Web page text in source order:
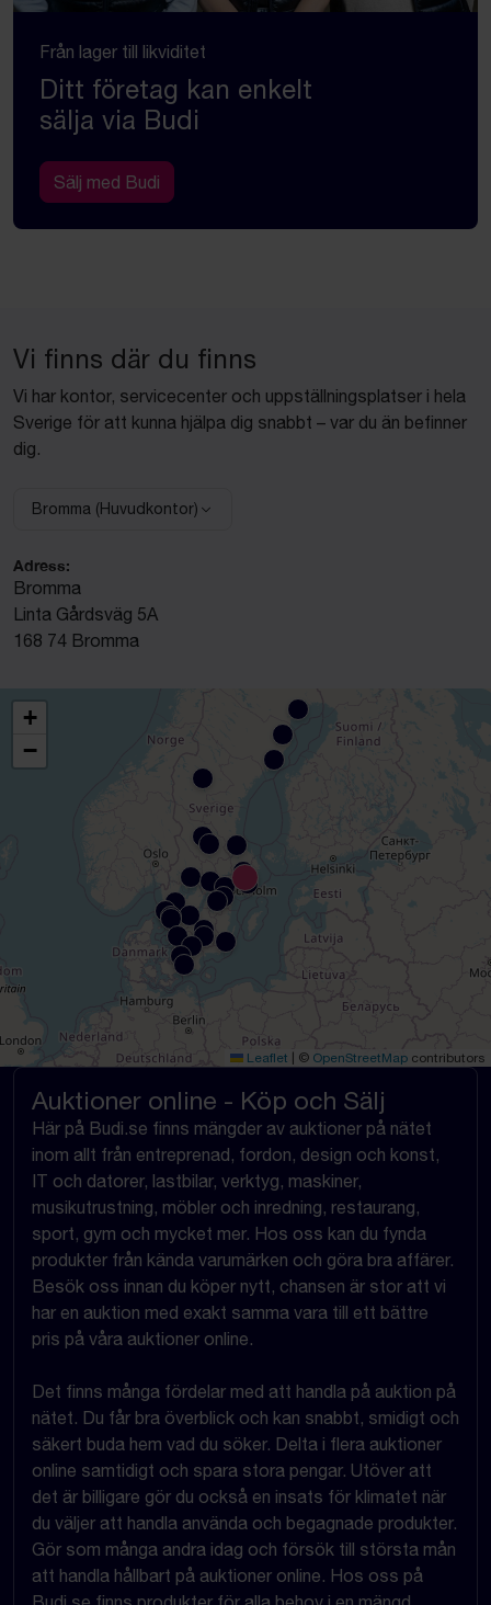
Från lager till likviditet
Ditt företag kan enkelt
sälja via Budi
Sälj med Budi
Vi finns där du finns
Vi har kontor, servicecenter och uppställningsplatser i hela
Sverige för att kunna hjälpa dig snabbt – var du än befinner
dig.
Välj anläggning:
Bromma (Huvudkontor)
Adress:
Bromma
Linta Gårdsväg 5A
168 74 Bromma
+
−
Leaflet © OpenStreetMap contributors
Auktioner online - Köp och Sälj
Här på Budi.se finns mängder av auktioner på nätet
inom allt från entreprenad, fordon, design och konst,
IT och datorer, lastbilar, verktyg, maskiner,
musikutrustning, möbler och inredning, restaurang,
sport, gym och mycket mer. Hos oss kan du fynda
produkter från kända varumärken och göra bra affärer.
Besök oss innan du köper nytt, chansen är stor att vi
har en auktion med exakt samma vara till ett bättre
pris på våra auktioner online.
Det finns många fördelar med att handla på auktion på
nätet. Du får bra överblick och kan snabbt, smidigt och
säkert buda hem vad du söker. Delta i flera auktioner
online samtidigt och spara stora pengar. Utöver att
det är billigare gör du också en insats för klimatet när
du väljer att handla använda och begagnade produkter.
Gör som många andra idag och försök till största mån
att handla hållbart på auktioner online. Hos oss på